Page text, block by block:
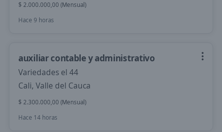
$ 2.000.000,00 (Mensual)
Hace 9 horas
auxiliar contable y administrativo
Variedades el 44
Cali, Valle del Cauca
$ 2.300.000,00 (Mensual)
Hace 14 horas